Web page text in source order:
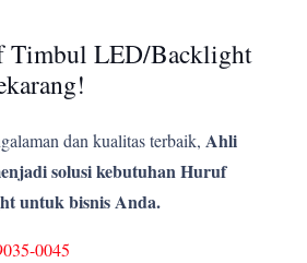
Timbul LED/Backlight
dan kualitas terbaik, Ahli
solusi kebutuhan Huruf
untuk bisnis Anda.
0045